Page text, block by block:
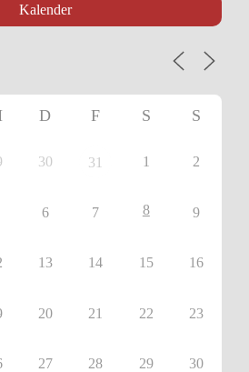
Kalender
D F S S
30 31 1 2
6 7 8 9
13 14 15 16
20 21 22 23
27 28 29 30